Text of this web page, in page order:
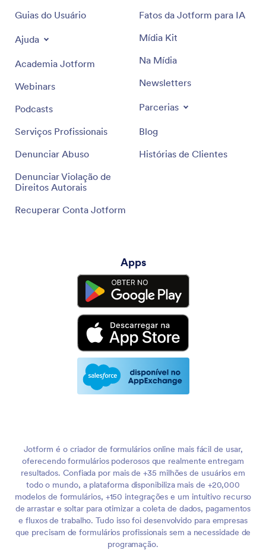
Guias do Usuário
Ajuda
Academia Jotform
Webinars
Podcasts
Serviços Profissionais
Denunciar Abuso
Denunciar Violação de
Direitos Autorais
Recuperar Conta Jotform
Fatos da Jotform para IA
Mídia Kit
Na Mídia
Newsletters
Parcerias
Blog
Histórias de Clientes
Apps
Jotform é o criador de formulários online mais fácil de usar,
oferecendo formulários poderosos que realmente entregam
resultados. Confiada por mais de +35 milhões de usuários em
todo o mundo, a plataforma disponibiliza mais de +20,000
modelos de formulários, +150 integrações e um intuitivo recurso
de arrastar e soltar para otimizar a coleta de dados, pagamentos
e fluxos de trabalho. Tudo isso foi desenvolvido para empresas
que precisam de formulários profissionais sem a necessidade de
programação.